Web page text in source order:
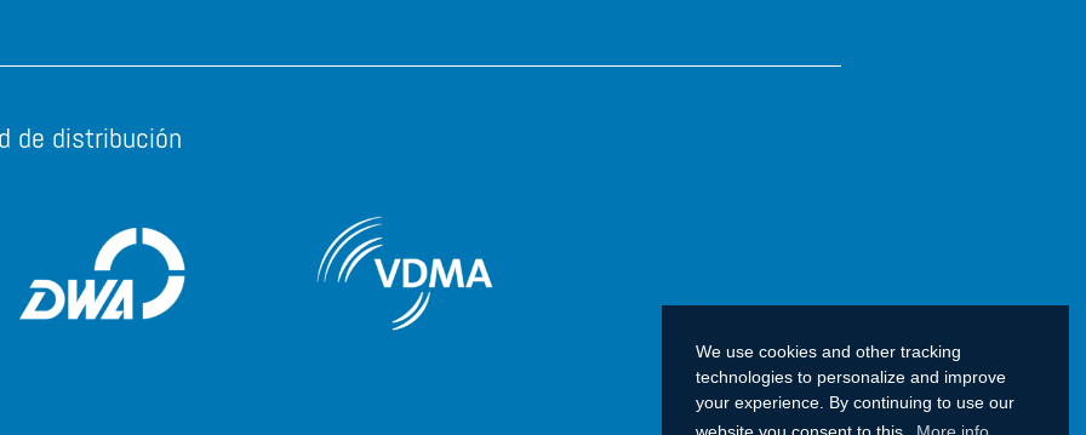
We use cookies and other tracking
technologies to personalize and improve
your experience. By continuing to use our
de distribución